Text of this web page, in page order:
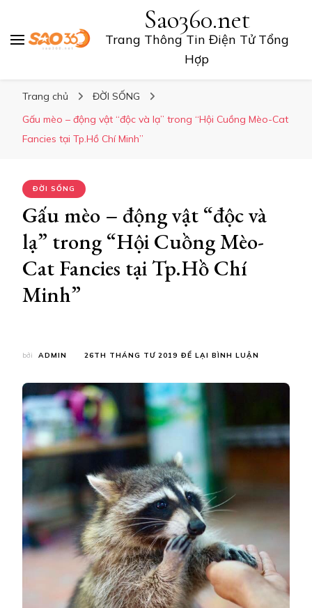
Sao360.net
Trang Thông Tin Điện Tử Tổng
Hợp
Trang chủ
ĐỜI SỐNG
Gấu mèo – động vật “độc và lạ” trong “Hội Cuồng Mèo-Cat
Fancies tại Tp.Hồ Chí Minh”
ĐỜI SỐNG
Gấu mèo – động vật “độc và
lạ” trong “Hội Cuồng Mèo-
Cat Fancies tại Tp.Hồ Chí
Minh”
bởi ADMIN 26TH THÁNG TƯ 2019 ĐỂ LẠI BÌNH LUẬN
“ĐỘC
VÀ
FANCIES
TP.HỒ
CHÍ
MINH”